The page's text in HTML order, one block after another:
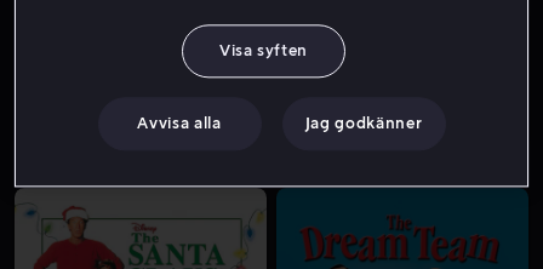
Visa syften
Avvisa alla Jag godkänner